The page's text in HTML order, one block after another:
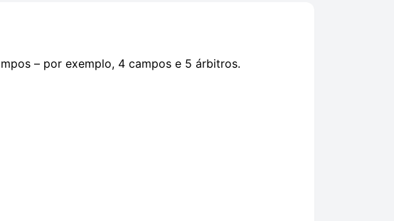
– por exemplo, 4 campos e 5 árbitros.